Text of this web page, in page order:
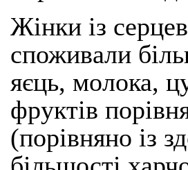
Жінки із
споживали
яєць, молока,
фруктів
(порівняно із